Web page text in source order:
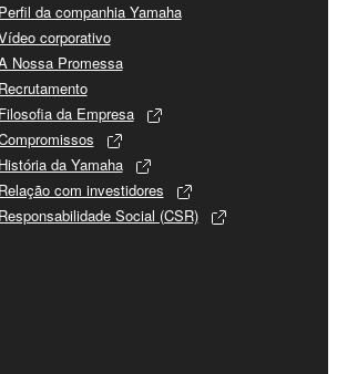
Perfil da companhia Yamaha
corporativo
Nossa Promessa
Recrutamento
Filosofia da Empresa
História da Yamaha
Relação com investidores
Responsabilidade Social (CSR)